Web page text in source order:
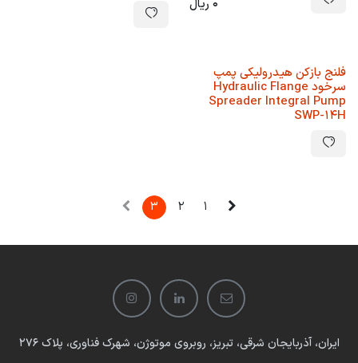
0 ریال
فلنج بازکن هیدرولیکی پمپ
سرخود Hydraulic Flange
Spreader Integral Pump
SWP-14H
1
2
3
ایران، آذربایجان شرقی، تبریز، روبروی موتوژن، شهرک فناوری، پلاک 276